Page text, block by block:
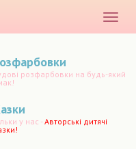
меню
розфарбовки на будь-який
у нас -Авторські дитячі